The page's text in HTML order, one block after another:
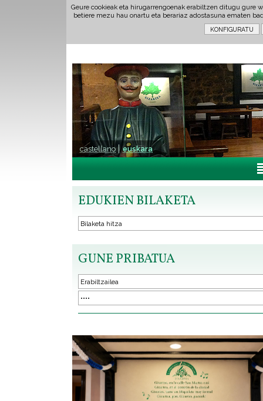
Geure cookieak eta hirugarrengoenak erabiltzen ditugu gure
betiere mezu hau onartu eta berariaz adostasuna ematen
castellano euskara
EDUKIEN BILAKETA
GUNE PRIBATUA